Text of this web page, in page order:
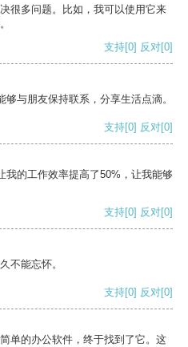
很多问题。比如，我可以使用它来
支持[0] 反对[0]
与朋友保持联系，分享生活点滴。
支持[0] 反对[0]
我的工作效率提高了50%，让我能够
支持[0] 反对[0]
不能忘怀。
支持[0] 反对[0]
单的办公软件，终于找到了它。这